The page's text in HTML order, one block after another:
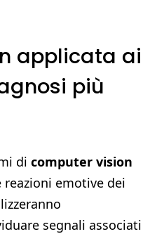
applicata ai
più
di computer vision
emotive dei
segnali associati